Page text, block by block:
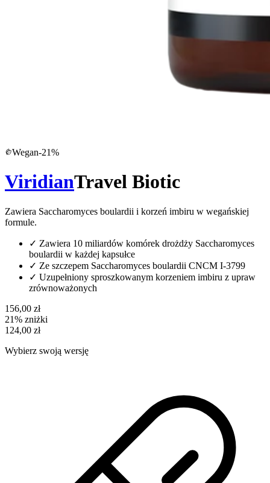
Wegan-21%
ViridianTravel Biotic
Zawiera Saccharomyces boulardii i korzeń imbiru w wegańskiej
formule.
✓ Zawiera 10 miliardów komórek drożdży Saccharomyces
boulardii w każdej kapsułce
✓ Ze szczepem Saccharomyces boulardii CNCM I-3799
✓ Uzupełniony sproszkowanym korzeniem imbiru z upraw
zrównoważonych
156,00 zł
21% zniżki
124,00 zł
Wybierz swoją wersję